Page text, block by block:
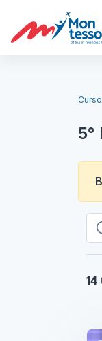
Salta al contenido
5°
14